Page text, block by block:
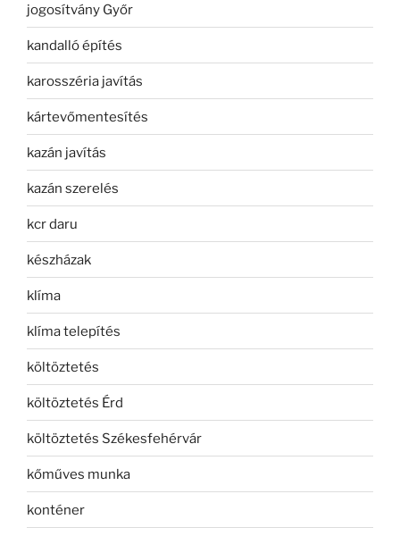
jogosítvány Győr
kandalló építés
karosszéria javítás
kártevőmentesítés
kazán javítás
kazán szerelés
kcr daru
készházak
klíma
klíma telepítés
költöztetés
költöztetés Érd
költöztetés Székesfehérvár
kőműves munka
konténer